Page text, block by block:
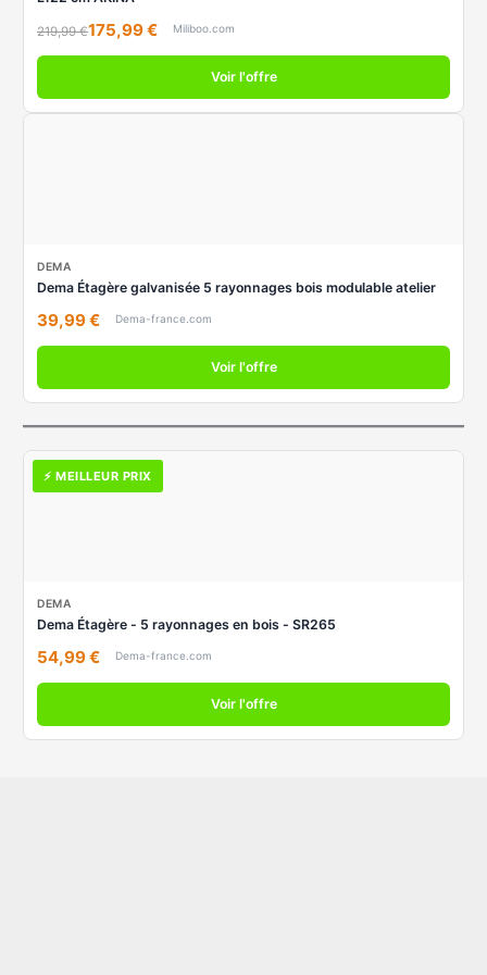
219,99 €175,99 € Miliboo.com
Voir l'offre
DEMA
Dema Étagère galvanisée 5 rayonnages bois modulable atelier
39,99 € Dema-france.com
Voir l'offre
⚡ MEILLEUR PRIX
DEMA
Dema Étagère - 5 rayonnages en bois - SR265
54,99 € Dema-france.com
Voir l'offre